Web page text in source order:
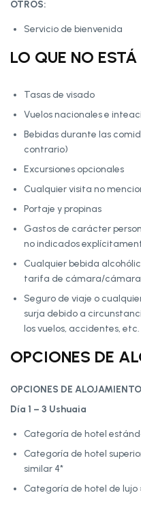
OTROS:
Servicio de bienvenida
LO QUE NO
Tasas de visado
Vuelos nacionales e
Bebidas durante las
contrario)
Excursiones opcionales
Cualquier visita no
Portaje y propinas
Gastos de carácter
no indicados
Cualquier bebida
tarifa de cámara/cámara
Seguro de viaje o
surja debido a
los vuelos, accidentes, etc.
OPCIONES DE
OPCIONES DE ALOJAMIENTO
Día 1 – 3 Ushuaia
Categoría de hotel
Categoría de hotel
similar 4*
Categoría de hotel de lujo